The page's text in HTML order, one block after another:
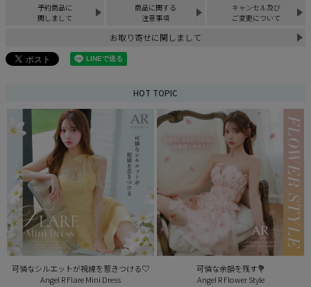
予約商品に
関しまして
商品に関する
注意事項
キャンセル及び
ご変更について
お取り寄せに関しまして
HOT TOPIC
可憐なシルエットが視線を惹きつける♡
Angel R Flare Mini Dress
可憐な余韻を残す💐
Angel R Flower Style